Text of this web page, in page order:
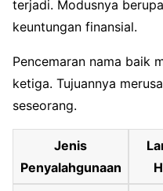
terjadi. Modusnya
keuntungan finansial.
Pencemaran nama baik
ketiga. Tujuannya
seseorang.
Jenis
Penyalahgunaan